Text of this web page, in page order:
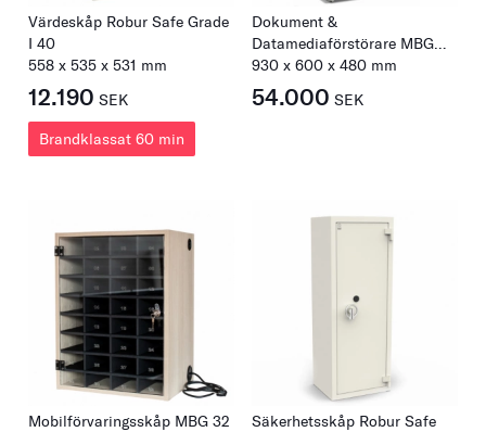
Värdeskåp Robur Safe Grade
I 40
558 x 535 x 531 mm
12.190 SEK
Brandklassat 60 min
Dokument &
Datamediaförstörare MBG
400 HS Combi
930 x 600 x 480 mm
54.000 SEK
Mobilförvaringsskåp MBG 32
Säkerhetsskåp Robur Safe